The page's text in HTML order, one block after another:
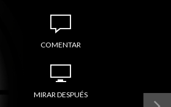
COMENTAR
MIRAR DESPUÉS